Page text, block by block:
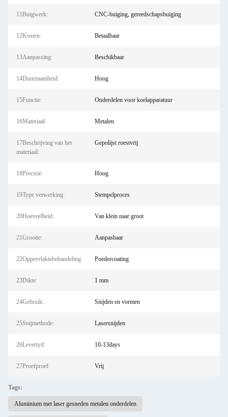
11Buigwerk: CNC-buiging, gereedschapsbuiging
12Kosten: Betaalbaar
13Aanpassing: Beschikbaar
14Duurzaamheid: Hoog
15Functie: Onderdelen voor koelapparatuur
16Materiaal: Metalen
17Beschrijving van het
materiaal:
Gepolijst roestvrij
18Precisie: Hoog
19Type verwerking: Stempelproces
20Hoeveelheid: Van klein naar groot
21Grootte: Aanpasbaar
22Oppervlaktebehandeling: Poedercoating
23Dikte: 1 mm
24Gebruik: Snijden en vormen
25Snijmethode: Lasersnijden
26Levertyd: 10-13days
27Proefproef: Vrij
Tags:
Aluminium met laser gesneden metalen onderdelen